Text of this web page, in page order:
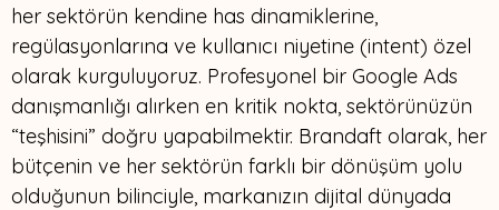
her sektörün kendine has dinamiklerine,
regülasyonlarına ve kullanıcı niyetine (intent) özel
olarak kurguluyoruz. Profesyonel bir Google Ads
danışmanlığı alırken en kritik nokta, sektörünüzün
“teşhisini” doğru yapabilmektir. Brandaft olarak, her
bütçenin ve her sektörün farklı bir dönüşüm yolu
olduğunun bilinciyle, markanızın dijital dünyada